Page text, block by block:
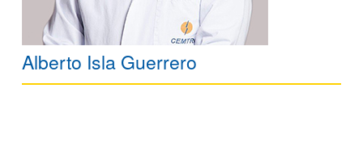
Alberto Isla Guerrero